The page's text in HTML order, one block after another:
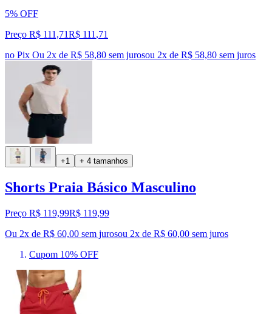
5% OFF
Preço R$ 111,71R$ 111 ,71
no Pix Ou 2x de R$ 58,80 sem jurosou 2x de R$ 58,80 sem juros
+1 + 4 tamanhos
Shorts Praia Básico Masculino
Preço R$ 119,99R$ 119,99
Ou 2x de R$ 60,00 sem jurosou 2x de R$ 60,00 sem juros
Cupom 10% OFF